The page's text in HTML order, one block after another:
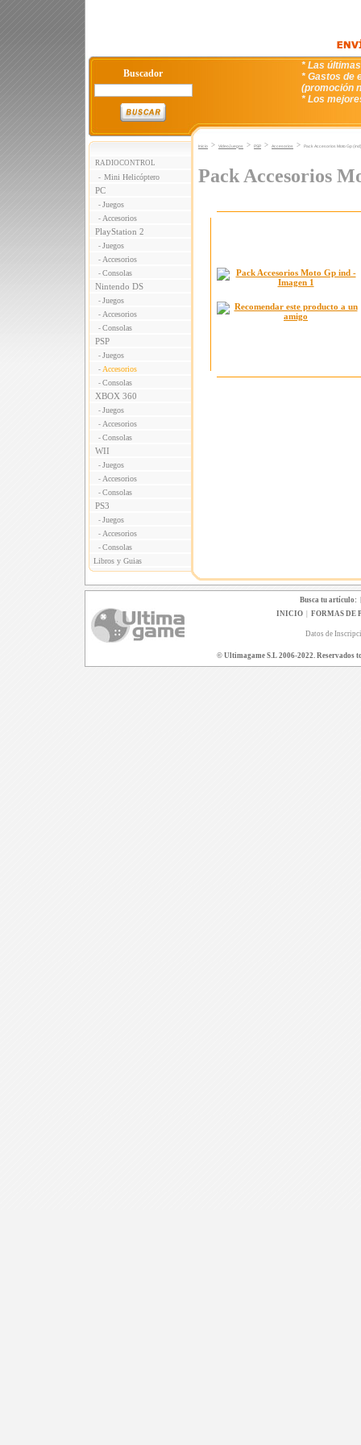
Buscador
* Las
* Gastos de
(promoción
* Los
RADIOCONTROL
- Mini Helicóptero
PC
- Juegos
- Accesorios
PlayStation 2
- Juegos
- Accesorios
- Consolas
Nintendo DS
- Juegos
- Accesorios
- Consolas
PSP
- Juegos
- Accesorios
- Consolas
XBOX 360
- Juegos
- Accesorios
- Consolas
WII
- Juegos
- Accesorios
- Consolas
PS3
- Juegos
- Accesorios
- Consolas
Libros y Guias
Inicio > VideoJuegos > PSP > Accesorios > Pack Accesorios Moto Gp (ind)
Pack Accesorios
Busca tu artículo:
INICIO| FORMAS DE
Datos de
© Ultimagame S.L 2006-2022. Reservados